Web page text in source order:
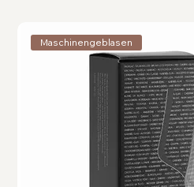
Maschinengeblasen